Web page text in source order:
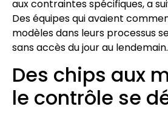
aux contraintes spécifiques, a
Des équipes qui avaient
modèles dans leurs processus
sans accès du jour au lendemain.
Des chips aux
le contrôle se